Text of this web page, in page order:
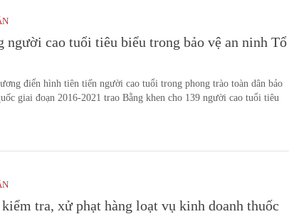
người cao tuổi tiêu biểu trong bảo vệ an ninh Tổ
điển hình tiên tiến người cao tuổi trong phong trào toàn dân bảo
giai đoạn 2016-2021 trao Bằng khen cho 139 người cao tuổi tiêu
tra, xử phạt hàng loạt vụ kinh doanh thuốc